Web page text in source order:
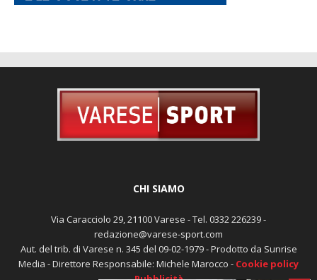
CHI SIAMO
Via Caracciolo 29, 21100 Varese - Tel. 0332 226239 -
redazione@varese-sport.com
Aut. del trib. di Varese n. 345 del 09-02-1979 - Prodotto da Sunrise
Media - Direttore Responsabile: Michele Marocco - Cookie policy